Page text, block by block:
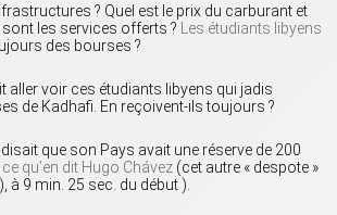
? Quel est le prix du carburant et
les services offerts ?
Les étudiants libyens
des bourses ?
aller voir ces étudiants libyens qui jadis
de Kadhafi. En reçoivent-ils toujours ?
que son Pays avait une réserve de 200
qu’en dit Hugo Chávez (cet autre « despote »
à 9 min. 25 sec. du début ).